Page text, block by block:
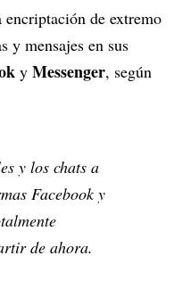
encriptación de extremo
y mensajes en sus
y Messenger, según
y los chats a
Facebook y
de ahora.